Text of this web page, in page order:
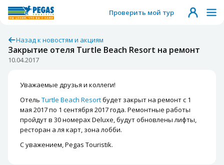
Проверить мой тур
Назад к новостям и акциям
Закрытие отеля Turtle Beach Resort на ремонт
10.04.2017
Уважаемые друзья и коллеги!
Отель Turtle Beach Resortбудет закрыт на ремонт с 1
мая 2017 по 1 сентября 2017 года. Ремонтные работы
пройдут в 30 номерах Deluxe, будут обновлены лифты,
ресторан а ля карт, зона лобби.
С уважением, Pegas Touristik.